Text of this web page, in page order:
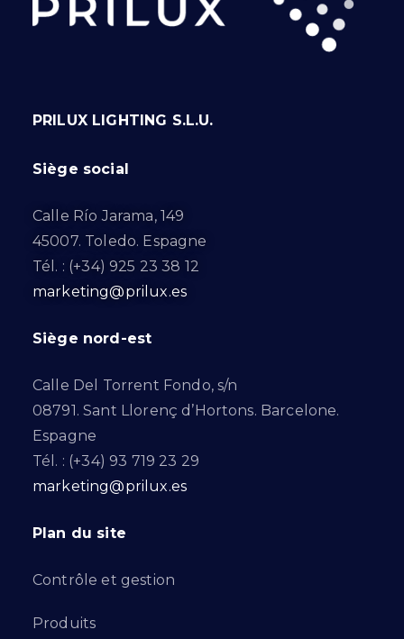
PRILUX LIGHTING S.L.U.
Siège social
Calle Río Jarama, 149
45007. Toledo. Espagne
Tél. : (+34) 925 23 38 12
marketing@prilux.es
Siège nord-est
Calle Del Torrent Fondo, s/n
08791. Sant Llorenç d’Hortons. Barcelone.
Espagne
Tél. : (+34) 93 719 23 29
marketing@prilux.es
Plan du site
Contrôle et gestion
Produits